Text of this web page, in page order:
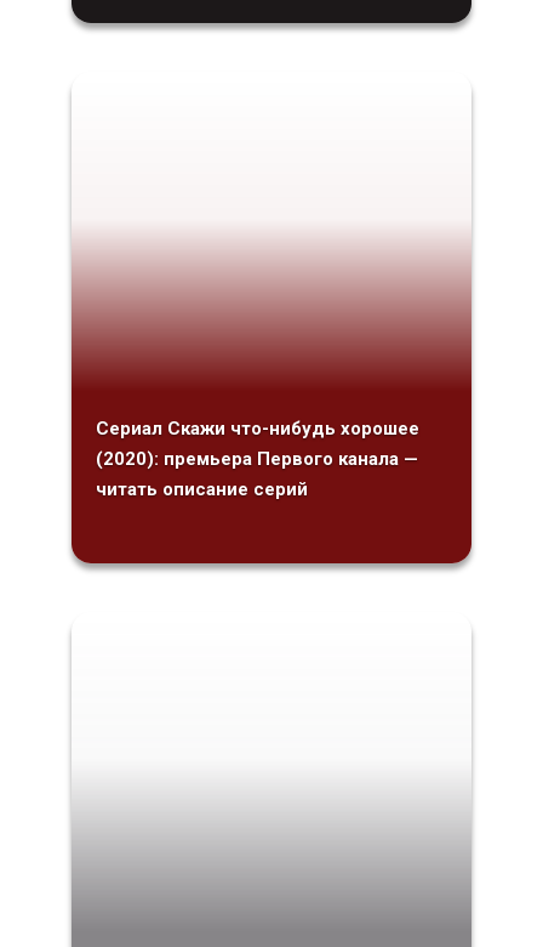
Сериал Скажи что-нибудь хорошее
(2020): премьера Первого канала —
читать описание серий